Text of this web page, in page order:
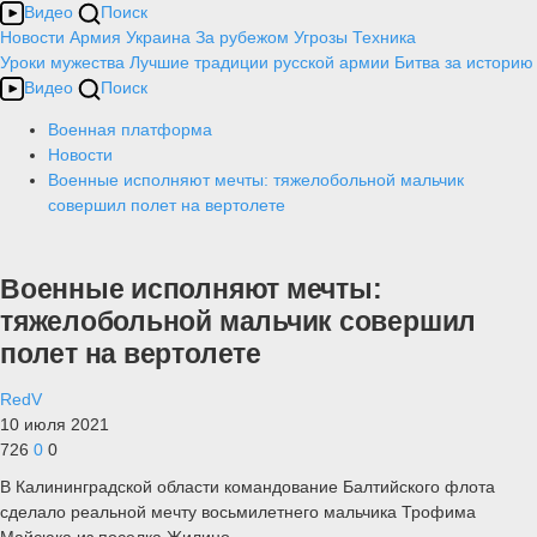
Видео
Поиск
Новости Армия Украина За рубежом Угрозы Техника
Уроки мужества Лучшие традиции русской армии Битва за историю
Видео
Поиск
Военная платформа
Новости
Военные исполняют мечты: тяжелобольной мальчик
совершил полет на вертолете
Военные исполняют мечты:
тяжелобольной мальчик совершил
полет на вертолете
RedV
10 июля 2021
726 0 0
В Калининградской области командование Балтийского флота
сделало реальной мечту восьмилетнего мальчика Трофима